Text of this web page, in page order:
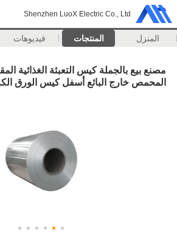
Shenzhen LuoX Electric Co., Ltd
المنزل المنتجات فيديوهات
مصنع بيع بالجملة كيس التعبئة الغذائية
المحمص خارج البائع أسفل كيس الورق